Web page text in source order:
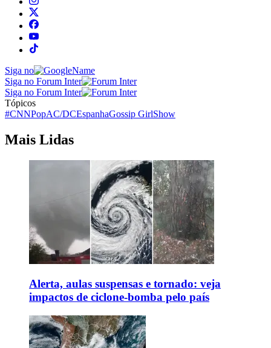
Siga no
Siga no Forum Inter
Siga no Forum Inter
Tópicos
#CNNPopAC/DCEspanhaGossip GirlShow
Mais Lidas
Alerta, aulas suspensas e tornado: veja
impactos de ciclone-bomba pelo país